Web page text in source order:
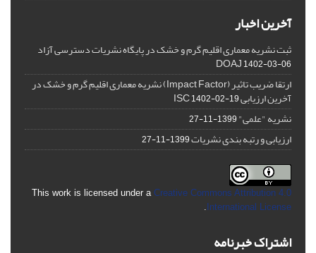
آخرین اخبار
ثبت نشریه معماری اقلیم گرم و خشک در پایگاه نشریات دسترسی آزاد
DOAJ1402-03-06
ارتقا ضریب تاثیر (Impact Factor) نشریه معماری اقلیم گرم و خشک در
آخرین ارزیابی ISC1402-02-19
نشریه "علمی"1399-11-27
ارزیابی و رتبه بندی نشریات1399-11-27
This work is licensed under a Creative Commons Attribution 4.0
International License
.
اشتراک خبرنامه